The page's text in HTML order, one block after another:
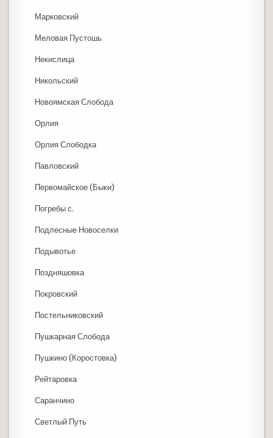
Марковский
Меловая Пустошь
Некислица
Никольский
Новоямская Слобода
Орлия
Орлия Слободка
Павловский
Первомайское (Быки)
Погребы с.
Подлесные Новоселки
Подывотье
Поздняшовка
Покровский
Постельниковский
Пушкарная Слобода
Пушкино (Коростовка)
Рейтаровка
Саранчино
Светлый Путь